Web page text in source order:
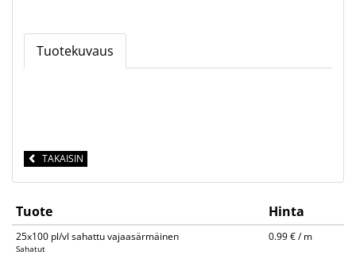
Tuotekuvaus
TAKAISIN
Tuote Hinta
25x100 pl/vl sahattu vajaasärmäinen
Sahatut
0.99 € / m